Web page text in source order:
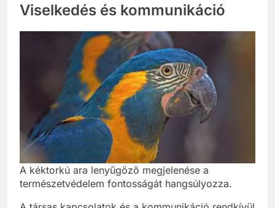
Viselkedés és kommunikáció
A kéktorkú ara lenyűgöző megjelenése a
természetvédelem fontosságát hangsúlyozza.